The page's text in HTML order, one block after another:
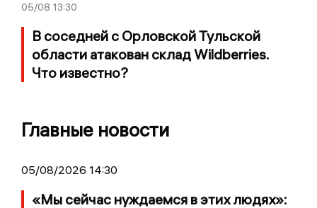
05/08 13:30
В соседней с Орловской Тульской
области атакован склад Wildberries.
Что известно?
Главные новости
05/08/2026 14:30
«Мы сейчас нуждаемся в этих людях»: